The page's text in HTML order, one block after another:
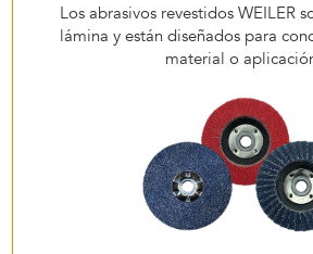
Los abrasivos revestidos WEILER
lámina y están diseñados para
material o